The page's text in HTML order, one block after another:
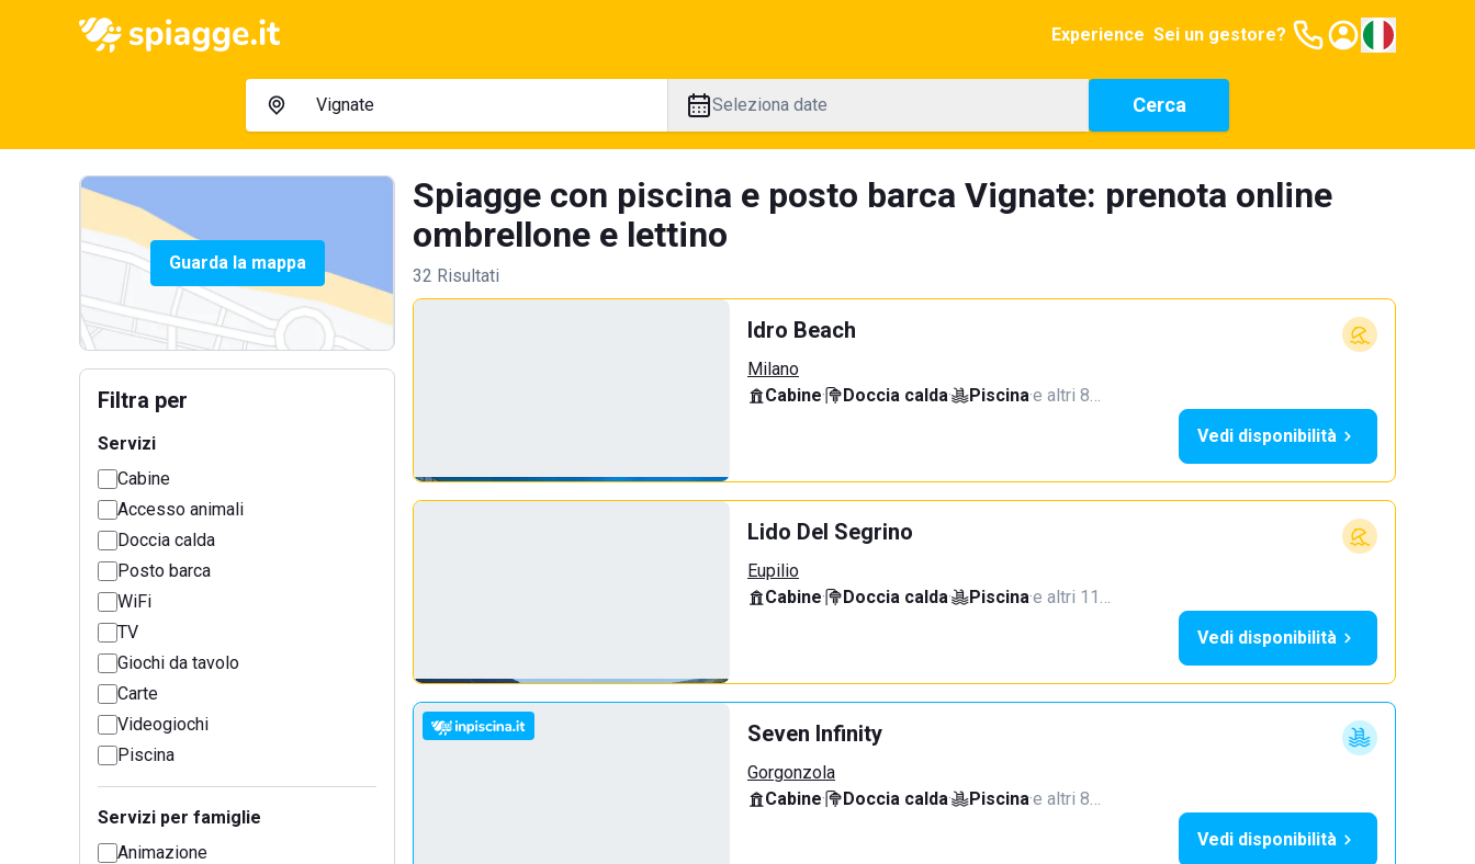
Experience Sei un gestore?
Seleziona date Cerca
Guarda la mappa
Filtra per
Servizi
Cabine
Accesso animali
Doccia calda
Posto barca
WiFi
TV
Giochi da tavolo
Carte
Videogiochi
Piscina
Servizi per famiglie
Animazione
Spiagge con piscina e posto barca Vignate: prenota online
ombrellone e lettino
32 Risultati
Idro Beach
Milano
Cabine· Doccia calda· Piscina·e altri 8…
Vedi disponibilità
Lido Del Segrino
Eupilio
Cabine· Doccia calda· Piscina·e altri 11…
Vedi disponibilità
Seven Infinity
Gorgonzola
Cabine· Doccia calda· Piscina·e altri 8…
Vedi disponibilità